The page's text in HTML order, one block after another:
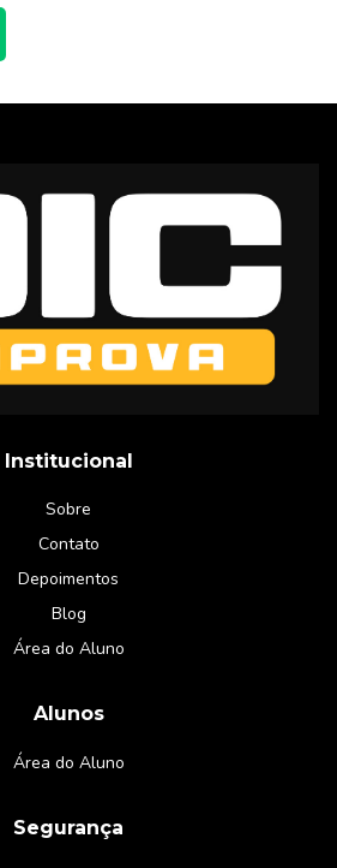
Institucional
Sobre
Contato
Depoimentos
Blog
Área do Aluno
Alunos
Área do Aluno
Segurança